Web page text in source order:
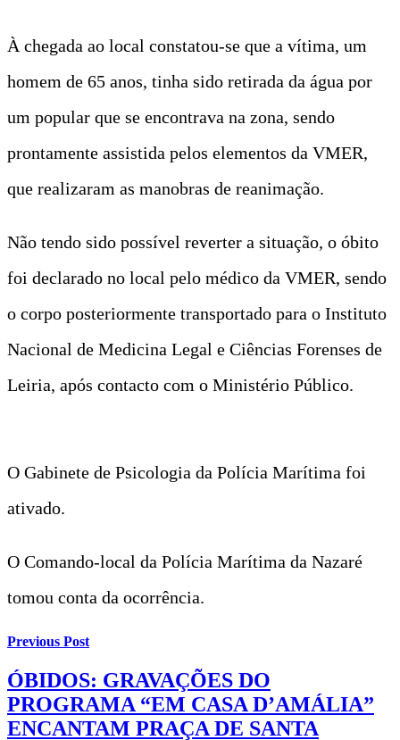
À chegada ao local constatou-se que a vítima, um
homem de 65 anos, tinha sido retirada da água por
um popular que se encontrava na zona, sendo
prontamente assistida pelos elementos da VMER,
que realizaram as manobras de reanimação.
Não tendo sido possível reverter a situação, o óbito
foi declarado no local pelo médico da VMER, sendo
o corpo posteriormente transportado para o Instituto
Nacional de Medicina Legal e Ciências Forenses de
Leiria, após contacto com o Ministério Público.
O Gabinete de Psicologia da Polícia Marítima foi
ativado.
O Comando-local da Polícia Marítima da Nazaré
tomou conta da ocorrência.
Previous Post
ÓBIDOS: GRAVAÇÕES DO
PROGRAMA “EM CASA D’AMÁLIA”
ENCANTAM PRAÇA DE SANTA